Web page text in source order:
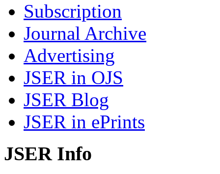
Subscription
Journal Archive
Advertising
JSER in OJS
JSER Blog
JSER in ePrints
JSER Info